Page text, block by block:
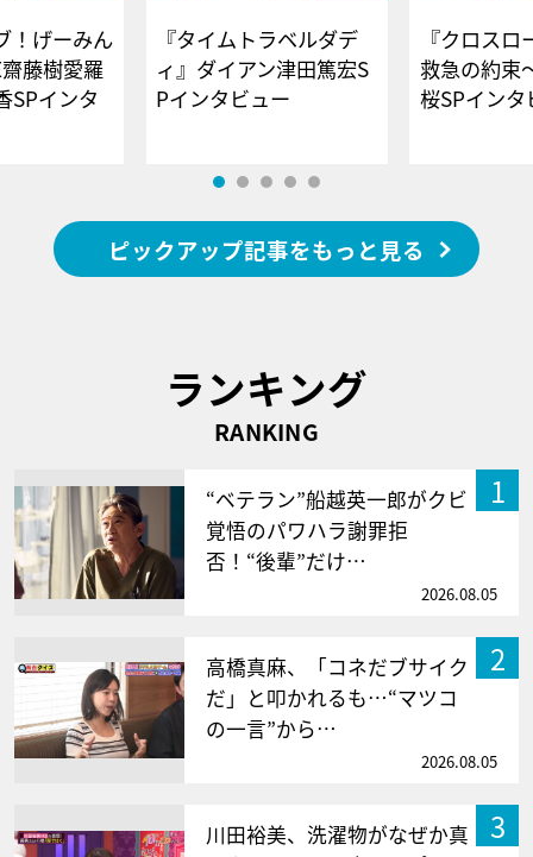
！げーみん
藤樹愛羅
SPインタ
『タイムトラベルダデ
ィ』ダイアン津田篤宏S
Pインタビュー
『クロス
救急の約束
桜SPイ
ピックアップ記事をもっと見る
ランキング
RANKING
1
“ベテラン”船越英一郎がクビ
覚悟のパワハラ謝罪拒
否！“後輩”だけ…
2026.08.05
2
高橋真麻、「コネだブサイク
だ」と叩かれるも…“マツコ
の一言”から…
2026.08.05
3
川田裕美、洗濯物がなぜか真